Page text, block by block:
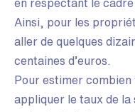
en respectant le cadre
Ainsi, pour les
aller de quelques
centaines d’euros.
Pour estimer combien
appliquer le taux de la